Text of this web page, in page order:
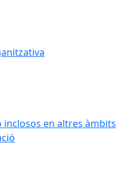
en altres àmbits